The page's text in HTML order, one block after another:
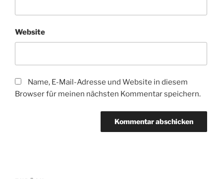
Website
Name, E-Mail-Adresse und Website in diesem
Browser für meinen nächsten Kommentar speichern.
Beitragsnavigation